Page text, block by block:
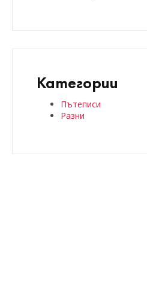
Категории
Пътеписи
Разни